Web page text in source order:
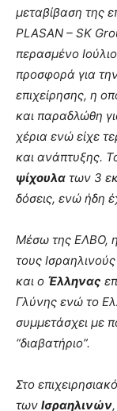
μεταβίβαση της
PLASAN – SK
περασμένο
προσφορά για
επιχείρησης, η
και παραδλώθη
χέρια ενώ είχε
και ανάπτυξης.
ψίχουλα των 3
δόσεις, ενώ ήδη
Μέσω της ΕΛΒΟ, η
τους
και ο Έλληνας
Γλύνης ενώ το
συμμετάσχει με
“διαβατήριο”.
Στο
των Ισραηλινών